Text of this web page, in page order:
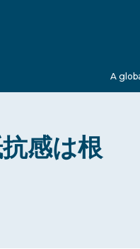
A
感は根